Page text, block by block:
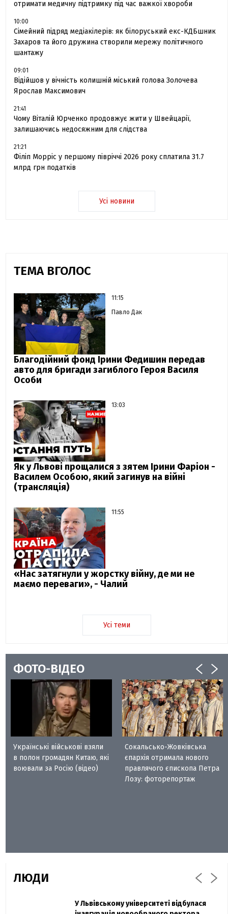
отримати медичну підтримку під час важкої хвороби
10:00
Сімейний підряд медіакілерів: як білоруський екс-КДБшник
Захаров та його дружина створили мережу політичного
шантажу
09:01
Відійшов у вічність колишній міський голова Золочева
Ярослав Максимович
21:41
Чому Віталій Юрченко продовжує жити у Швейцарії,
залишаючись недосяжним для слідства
21:21
Філіп Морріс у першому півріччі 2026 року сплатила 31.7
млрд грн податків
Усі новини
ТЕМА ВГОЛОС
11:15
Павло Дак
Благодійний фонд Ірини Федишин передав
авто для бригади загиблого Героя Василя
Особи
13:03
Як у Львові прощалися з зятем Ірини Фаріон -
Василем Особою, який загинув на війні
(трансляція)
11:55
«Нас затягнули у жорстку війну, де ми не
маємо переваги», - Чалий
Усі теми
ФОТО-ВІДЕО
Українські військові взяли
в полон громадян Китаю, які
воювали за Росію (відео)
Сокальсько-Жовківська
єпархія отримала нового
правлячого єпископа Петра
Лозу: фоторепортаж
ЛЮДИ
Павло Дак
Захисник "Азовсталі" Діанов вдруге
У Львівському університеті відбулася